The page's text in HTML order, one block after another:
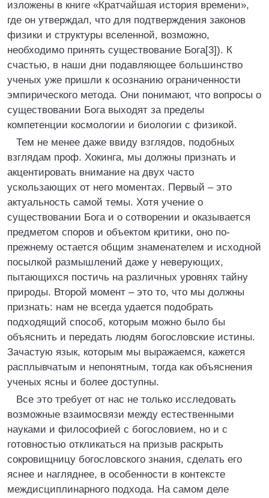
изложены в книге «Кратчайшая история времени»,
где он утверждал, что для подтверждения законов
физики и структуры вселенной, возможно,
необходимо принять существование Бога[3]). К
счастью, в наши дни подавляющее большинство
ученых уже пришли к осознанию ограниченности
эмпирического метода. Они понимают, что вопросы о
существовании Бога выходят за пределы
компетенции космологии и биологии с физикой.
Тем не менее даже ввиду взглядов, подобных
взглядам проф. Хокинга, мы должны признать и
акцентировать внимание на двух часто
ускользающих от него моментах. Первый – это
актуальность самой темы. Хотя учение о
существовании Бога и о сотворении и оказывается
предметом споров и объектом критики, оно по-
прежнему остается общим знаменателем и исходной
посылкой размышлений даже у неверующих,
пытающихся постичь на различных уровнях тайну
природы. Второй момент – это то, что мы должны
признать: нам не всегда удается подобрать
подходящий способ, которым можно было бы
объяснить и передать людям богословские истины.
Зачастую язык, которым мы выражаемся, кажется
расплывчатым и непонятным, тогда как объяснения
ученых ясны и более доступны.
Все это требует от нас не только исследовать
возможные взаимосвязи между естественными
науками и философией с богословием, но и с
готовностью откликаться на призыв раскрыть
сокровищницу богословского знания, сделать его
яснее и нагляднее, в особенности в контексте
междисциплинарного подхода. На самом деле